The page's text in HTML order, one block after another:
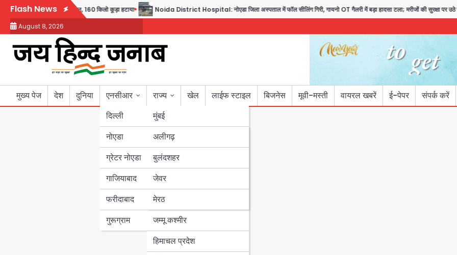
Skip
content
Flash News
संग चलाया सफाई अभियान, 160 किलो कूड़ा हटाया Noida District Hospital: नोएडा जिला अस्पताल में फॉल सीलिंग गिरी, गायनो OT गैलरी में बड़ा हादसा टला; मरीजों की सुरक्षा पर उठे सवाल
August 8, 2026
मुख्य पेज देश दुनिया
एनसीआर
दिल्ली
नोएडा
ग्रेटर नोएडा
गाजियाबाद
फरीदाबाद
गुरूग्राम
राज्य
मुंबई
उत्तर प्रदेश
अलीगढ़
बुलंदशहर
जेवर
मेरठ
बिहार
पंजाब
हरियाणा
जम्मू कश्मीर
हिमाचल प्रदेश
खेल लाईफ स्टाइल बिजनेस मूवी-मस्ती वायरल खबरें ई-पेपर संपर्क करें